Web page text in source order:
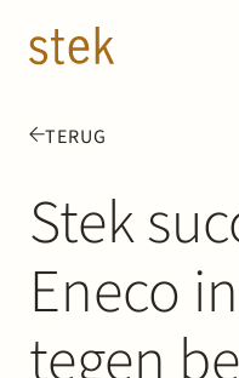
TERUG
Stek
Eneco
Mensen
Expertise
Over ons
Track record